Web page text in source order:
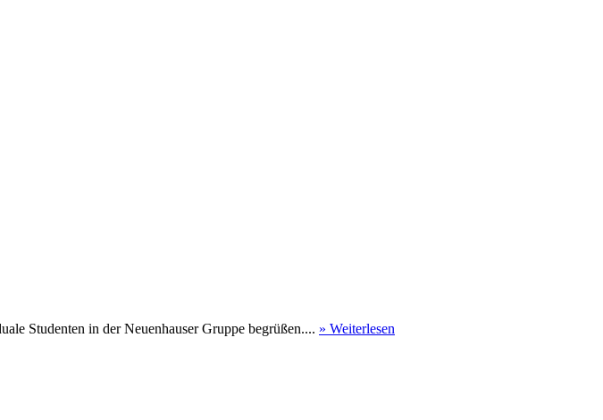
Studenten in der Neuenhauser Gruppe begrüßen.... » Weiterlesen